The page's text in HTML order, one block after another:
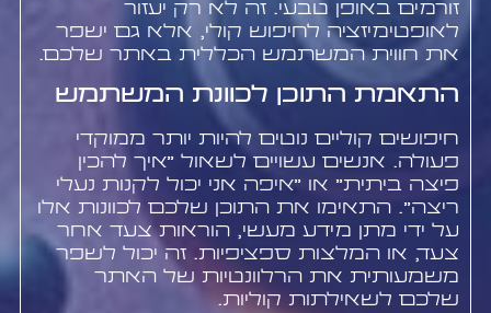
זורמים באופן טבעי. זה לא רק יעזור
לאופטימיזציה לחיפוש קולי, אלא גם ישפר
את חווית המשתמש הכללית באתר שלכם.
התאמת התוכן לכוונת המשתמש
חיפושים קוליים נוטים להיות יותר ממוקדי
פעולה. אנשים עשויים לשאול "איך להכין
פיצה ביתית" או "איפה אני יכול לקנות נעלי
ריצה". התאימו את התוכן שלכם לכוונות אלו
על ידי מתן מידע מעשי, הוראות צעד אחר
צעד, או המלצות ספציפיות. זה יכול לשפר
משמעותית את הרלוונטיות של האתר
שלכם לשאילתות קוליות.